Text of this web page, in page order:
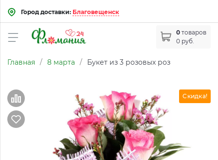
Город доставки: Благовещенск
0 товаров
0 руб.
Главная / 8 марта / Букет из 3 розовых роз
Скидка!